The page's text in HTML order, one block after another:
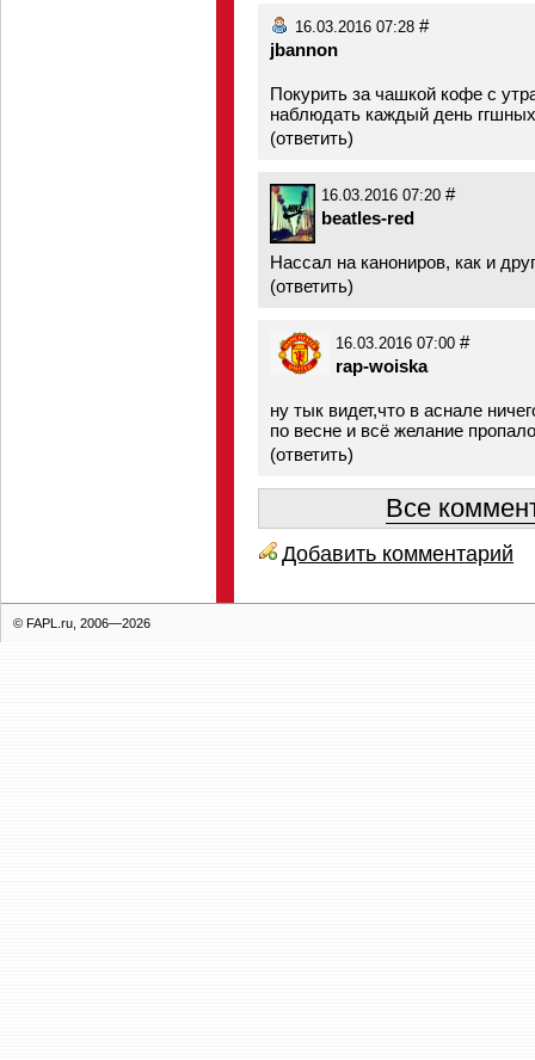
16.03.2016 07:28 #
jbannon
Покурить за чашкой кофе с
наблюдать каждый день
(ответить)
16.03.2016 07:20 #
beatles-red
Нассал на канониров, как и
(ответить)
16.03.2016 07:00 #
rap-woiska
ну тык видет,что в аснале
по весне и всё желание пропало
(ответить)
Все
Добавить комментарий
© FAPL.ru, 2006—2026